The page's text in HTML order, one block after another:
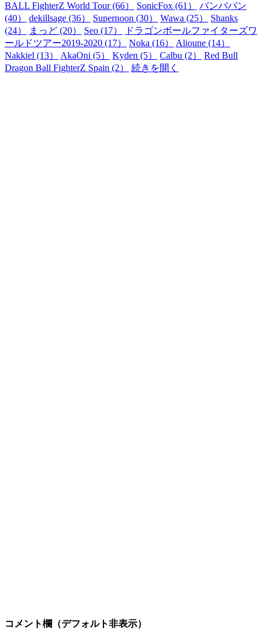
BALL FighterZ World Tour (66）
SonicFox (61）
バンババン
(40）
dekillsage (36） Supernoon (30） Wawa (25）
Shanks
(24）
まっど (20） Seo (17）
ドラゴンボールファイターズワ
ールドツアー2019-2020 (17）
Noka (16）
Alioune (14）
Nakkiel (13）
AkaOni (5） Kyden (5） Calbu (2）
Red Bull
Dragon Ball FighterZ Spain (2）
続きを開く
コメント欄（デフォルト非表示）